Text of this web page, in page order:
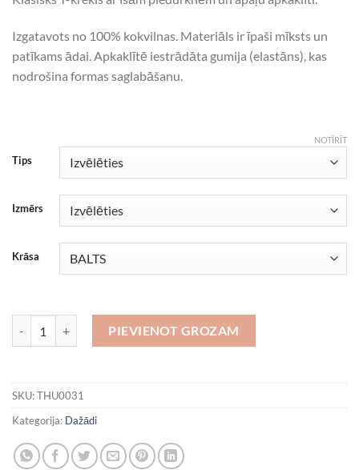
Izgatavots no 100% kokvilnas. Materiāls ir īpaši mīksts un
patīkams ādai. Apkaklītē iestrādāta gumija (elastāns), kas
nodrošina formas saglabāšanu.
Tips
Izmērs
Krāsa
NOTĪRĪT
PIEVIENOT GROZAM
SKU:THU0031
Kategorija: Dažādi